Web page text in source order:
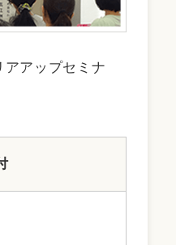
アアップセミナ